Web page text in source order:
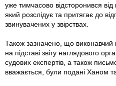
уже тимчасово відсторонився
який розслідує та притягає до
звинувачених у звірствах.
Також зазначено, що виконавчий
на підставі звіту наглядового
судових експертів, а також
вважається, були подані Ханом